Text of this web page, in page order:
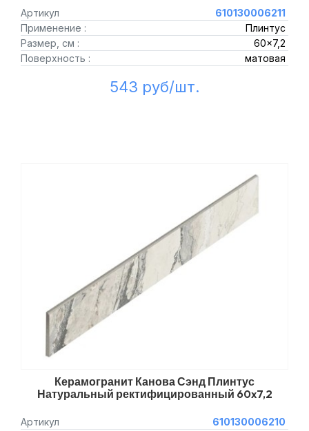
Артикул
610130006211
Применение :
Плинтус
Размер, см :
60x7,2
Поверхность :
матовая
543 руб/шт.
Керамогранит Канова Сэнд Плинтус
Натуральный ректифицированный 60x7,2
Артикул 610130006210